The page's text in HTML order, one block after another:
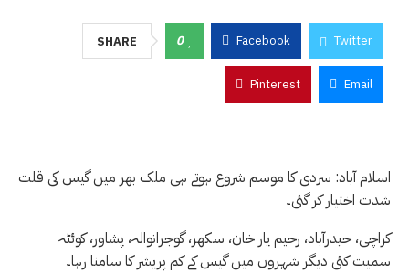
SHARE 0 Facebook Twitter
Pinterest Email
اسلام آباد: سردی کا موسم شروع ہوتے ہی ملک بھر میں گیس کی قلت
شدت اختیار کر گئی۔
کراچی، حیدرآباد، رحیم یار خان، سکھر، گوجرانوالہ، پشاور، کوئٹہ
سمیت کئی دیگر شہروں میں گیس کے کم پریشر کا سامنا رہا۔